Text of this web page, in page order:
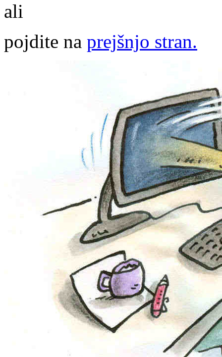
ali
pojdite na prejšnjo stran.